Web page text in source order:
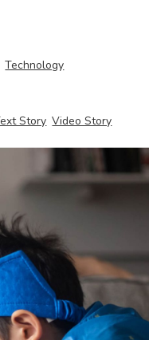
Technology
Story Video Story